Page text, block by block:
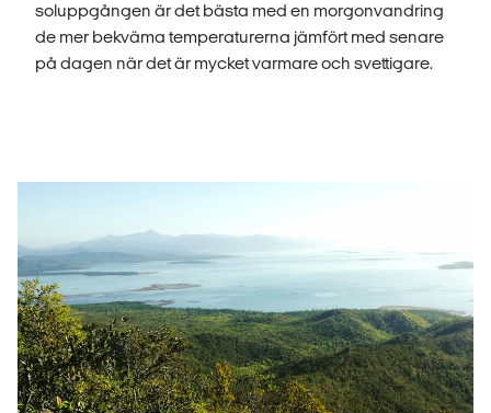
soluppgången är det bästa med en morgonvandring
de mer bekväma temperaturerna jämfört med senare
på dagen när det är mycket varmare och svettigare.